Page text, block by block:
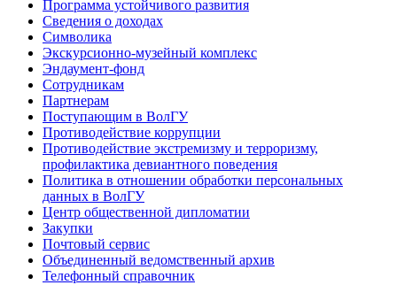
Программа устойчивого развития
Сведения о доходах
Символика
Экскурсионно-музейный комплекс
Эндаумент-фонд
Сотрудникам
Партнерам
Поступающим в ВолГУ
Противодействие коррупции
Противодействие экстремизму и терроризму,
профилактика девиантного поведения
Политика в отношении обработки персональных
данных в ВолГУ
Центр общественной дипломатии
Закупки
Почтовый сервис
Объединенный ведомственный архив
Телефонный справочник